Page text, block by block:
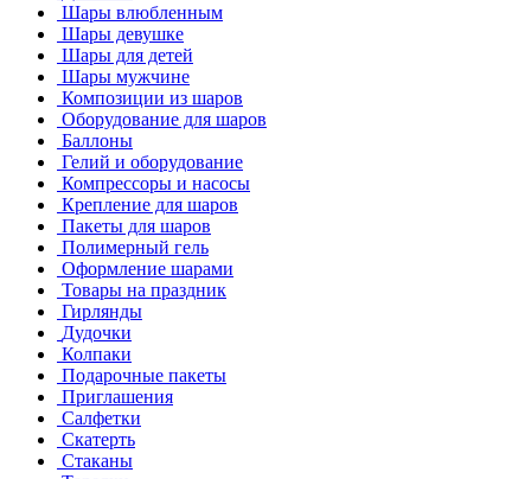
Шары влюбленным
Шары девушке
Шары для детей
Шары мужчине
Композиции из шаров
Оборудование для шаров
Баллоны
Гелий и оборудование
Компрессоры и насосы
Крепление для шаров
Пакеты для шаров
Полимерный гель
Оформление шарами
Товары на праздник
Гирлянды
Дудочки
Колпаки
Подарочные пакеты
Приглашения
Салфетки
Скатерть
Стаканы